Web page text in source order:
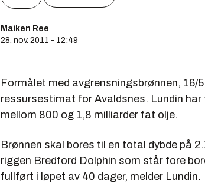
Maiken Ree
28. nov. 2011 - 12:49
Formålet med avgrensningsbrønnen, 16/
ressursestimat for Avaldsnes. Lundin
mellom 800 og 1,8 milliarder fat olje.
Brønnen skal bores til en total dybde på
riggen Bredford Dolphin som står fore
fullført i løpet av 40 dager, melder Lundin.